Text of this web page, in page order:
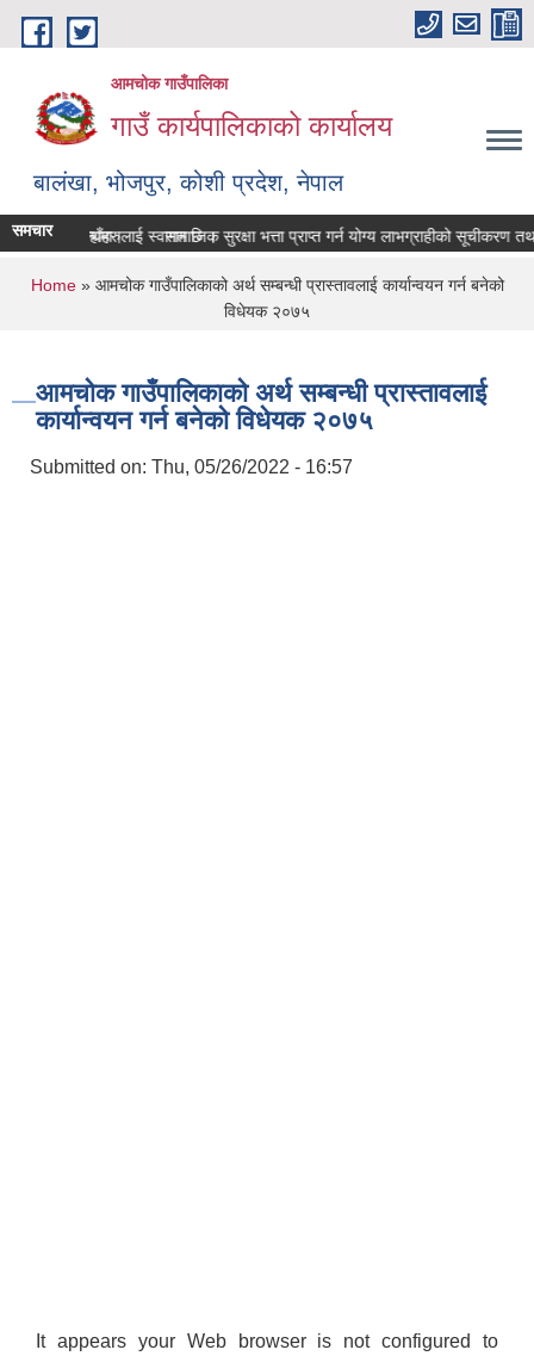
Skip to main content
आमचोक गाउँपालिका
गाउँ कार्यपालिकाको कार्यालय
बालंखा, भोजपुर, कोशी प्रदेश, नेपाल
मा यहाँहरुलाई स्वागत छ ।
समचार
पेश गर्ने सम्बन्धमा। सामाजिक सुरक्षा भत्ता प्राप्‍त गर्न योग्य लाभग्राहीको सूचीकरण
You are here
Home» आमचोक गाउँपालिकाको अर्थ सम्बन्धी प्रास्तावलाई कार्यान्वयन गर्न बनेको
विधेयक २०७५
आमचोक गाउँपालिकाको अर्थ सम्बन्धी प्रास्तावलाई
कार्यान्वयन गर्न बनेको विधेयक २०७५
Submitted on: Thu, 05/26/2022 - 16:57
It appears your Web browser is not configured to